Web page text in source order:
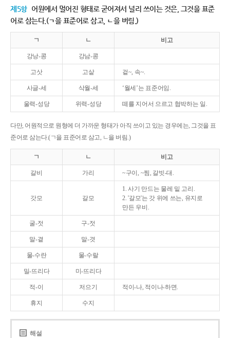
제5항 어원에서 멀어진 형태로 굳어져서 널리 쓰이는 것은, 그것을 표준
어로 삼는다.(ㄱ을 표준어로 삼고, ㄴ을 버림.)
ㄱ ㄴ 비고
강낭-콩 강남-콩
고삿 고샅 겉~, 속~.
사글-세 삭월-세 ‘월세’는 표준어임.
울력-성당 위력-성당 떼를 지어서 으르고 협박하는 일.
다만, 어원적으로 원형에 더 가까운 형태가 아직 쓰이고 있는 경우에는, 그것을 표
준어로 삼는다.(ㄱ을 표준어로 삼고, ㄴ을 버림.)
ㄱ ㄴ 비고
갈비 가리 ~구이, ~찜, 갈빗-대.
갓모 갈모
1. 사기 만드는 물레 밑 고리.
2. '갈모'는 갓 위에 쓰는, 유지로
만든 우비.
굴-젓 구-젓
말-곁 말-겻
물-수란 물-수랄
밀-뜨리다 미-뜨리다
적-이 저으기 적이-나, 적이나-하면.
휴지 수지
해설